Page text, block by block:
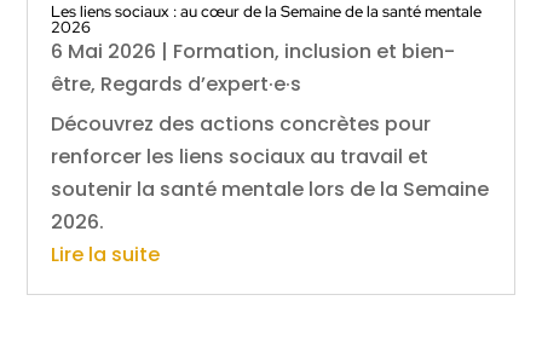
Les liens sociaux : au cœur de la Semaine de la santé mentale
2026
6 Mai 2026 | Formation, inclusion et bien-
être, Regards d’expert·e·s
Découvrez des actions concrètes pour
renforcer les liens sociaux au travail et
soutenir la santé mentale lors de la Semaine
2026.
Lire la suite